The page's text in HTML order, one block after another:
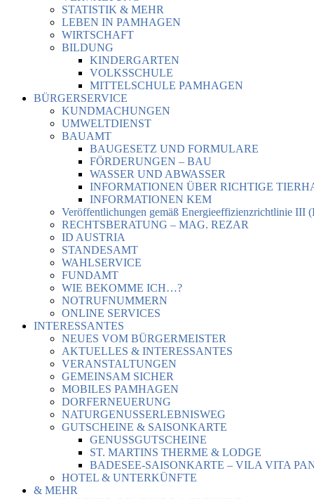
STATISTIK & MEHR
LEBEN IN PAMHAGEN
WIRTSCHAFT
BILDUNG
KINDERGARTEN
VOLKSSCHULE
MITTELSCHULE PAMHAGEN
BÜRGERSERVICE
KUNDMACHUNGEN
UMWELTDIENST
BAUAMT
BAUGESETZ UND FORMULARE
FÖRDERUNGEN – BAU
WASSER UND ABWASSER
INFORMATIONEN ÜBER RICHTIGE
INFORMATIONEN KEM
Veröffentlichungen gemäß Energieeffizienzrichtlinie III
RECHTSBERATUNG – MAG. REZAR
ID AUSTRIA
STANDESAMT
WAHLSERVICE
FUNDAMT
WIE BEKOMME ICH…?
NOTRUFNUMMERN
ONLINE SERVICES
INTERESSANTES
NEUES VOM BÜRGERMEISTER
AKTUELLES & INTERESSANTES
VERANSTALTUNGEN
GEMEINSAM SICHER
MOBILES PAMHAGEN
DORFERNEUERUNG
NATURGENUSSERLEBNISWEG
GUTSCHEINE & SAISONKARTE
GENUSSGUTSCHEINE
ST. MARTINS THERME & LODGE
BADESEE-SAISONKARTE – VILA VITA
HOTEL & UNTERKÜNFTE
& MEHR